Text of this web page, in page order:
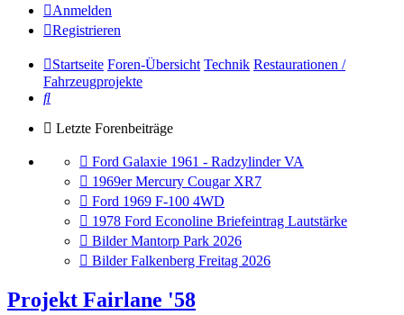
Anmelden
Registrieren
Startseite Foren-Übersicht Technik Restaurationen /
Fahrzeugprojekte
Suche
Letzte Forenbeiträge
Gehe
zum
letzten
Beitrag
Ford Galaxie 1961 - Radzylinder VA
Gehe
zum
letzten
Beitrag
1969er Mercury Cougar XR7
Gehe
zum
letzten
Beitrag
Ford 1969 F-100 4WD
Gehe
zum
letzten
Beitrag
1978 Ford Econoline Briefeintrag Lautstärke
Gehe
zum
letzten
Bilder Mantorp Park 2026
Gehe
letzten
Beitrag
Bilder Falkenberg Freitag 2026
Projekt Fairlane '58